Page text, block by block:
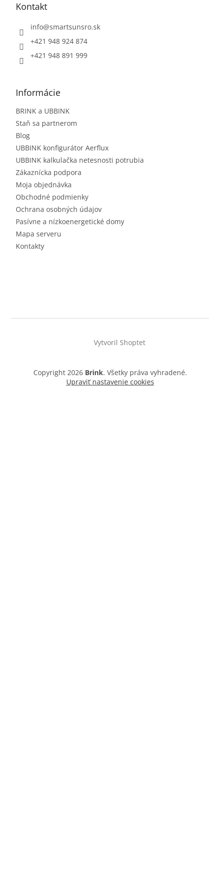
Kontakt
info@smartsunsro.sk
+421 948 924 874
+421 948 891 999
Informácie
BRINK a UBBINK
Staň sa partnerom
Blog
UBBINK konfigurátor Aerflux
UBBINK kalkulačka netesnosti potrubia
Zákaznícka podpora
Moja objednávka
Obchodné podmienky
Ochrana osobných údajov
Pasívne a nízkoenergetické domy
Mapa serveru
Kontakty
Vytvoril Shoptet
Copyright 2026 Brink. Všetky práva vyhradené.
Upraviť nastavenie cookies